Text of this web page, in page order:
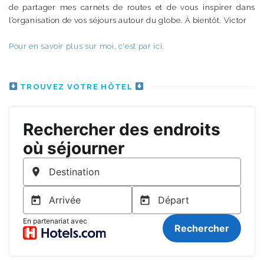
de partager mes carnets de routes et de vous inspirer dans
l’organisation de vos séjours autour du globe. À bientôt. Victor
Pour en savoir plus sur moi, c'est par ici.
TROUVEZ VOTRE HÔTEL